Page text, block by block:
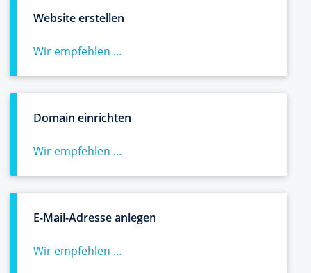
Website erstellen
Wir empfehlen ...
Domain einrichten
Wir empfehlen ...
E-Mail-Adresse anlegen
Wir empfehlen ...